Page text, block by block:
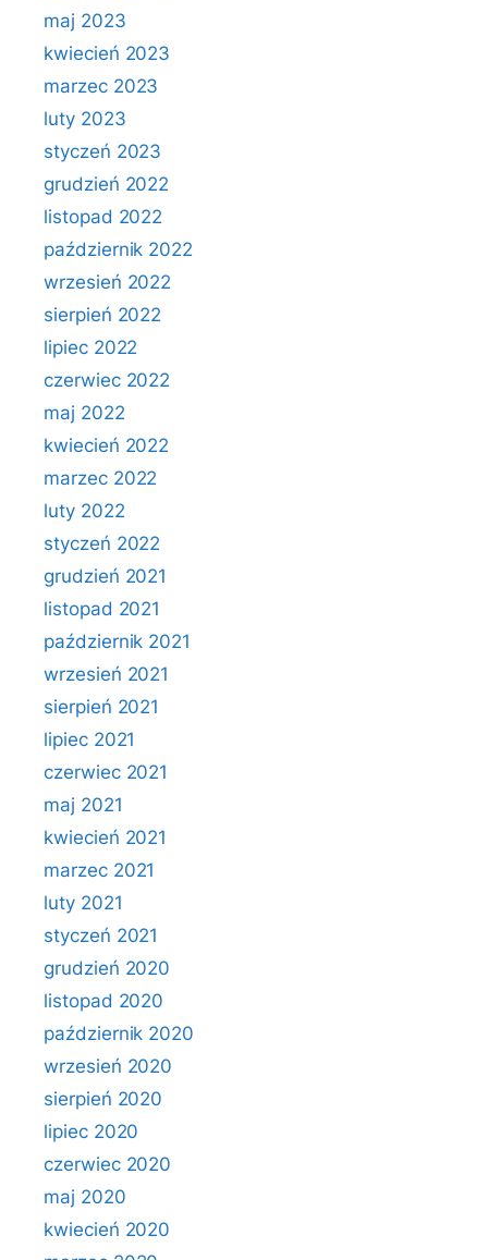
maj 2023
kwiecień 2023
marzec 2023
luty 2023
styczeń 2023
grudzień 2022
listopad 2022
październik 2022
wrzesień 2022
sierpień 2022
lipiec 2022
czerwiec 2022
maj 2022
kwiecień 2022
marzec 2022
luty 2022
styczeń 2022
grudzień 2021
listopad 2021
październik 2021
wrzesień 2021
sierpień 2021
lipiec 2021
czerwiec 2021
maj 2021
kwiecień 2021
marzec 2021
luty 2021
styczeń 2021
grudzień 2020
listopad 2020
październik 2020
wrzesień 2020
sierpień 2020
lipiec 2020
czerwiec 2020
maj 2020
kwiecień 2020